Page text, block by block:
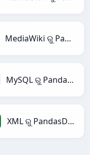
MediaWiki ରୁ PandasDataFrame
MySQL ରୁ PandasDataFrame
XML ରୁ PandasDataFrame